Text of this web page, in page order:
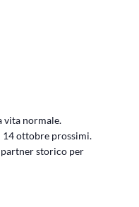
vita normale.
14 ottobre prossimi.
storico per